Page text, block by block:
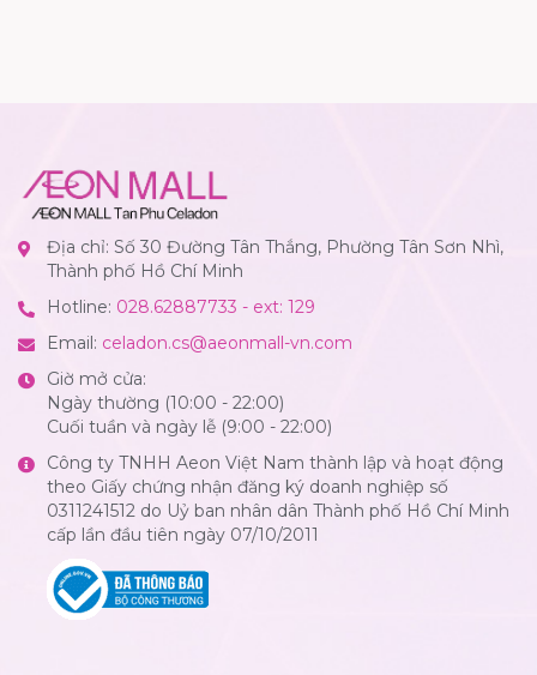
Địa chỉ: Số 30 Đường Tân Thắng, Phường Tân Sơn Nhì,
Thành phố Hồ Chí Minh
Hotline: 028.62887733 - ext: 129
Email: celadon.cs@aeonmall-vn.com
Giờ mở cửa:
Ngày thường (10:00 - 22:00)
Cuối tuần và ngày lễ (9:00 - 22:00)
Công ty TNHH Aeon Việt Nam thành lập và hoạt động
theo Giấy chứng nhận đăng ký doanh nghiệp số
0311241512 do Uỷ ban nhân dân Thành phố Hồ Chí Minh
cấp lần đầu tiên ngày 07/10/2011